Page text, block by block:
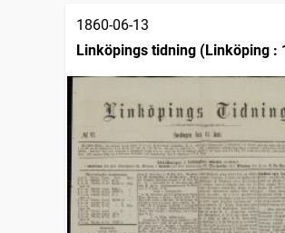
1860-06-13
Linköpings tidning (Linköping :